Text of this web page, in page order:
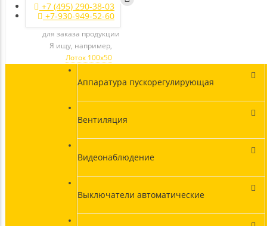
+7 (495) 290-38-03
+7-930-949-52-60
для заказа продукции
Я ищу, например,
Лоток 100х50
Аппаратура пускорегулирующая
Вентиляция
Видеонаблюдение
Выключатели автоматические